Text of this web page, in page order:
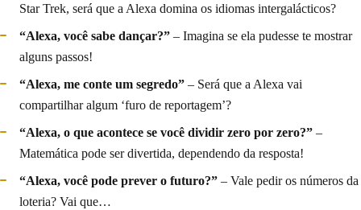
Star Trek, será que a Alexa domina os idiomas intergalácticos?
“Alexa, você sabe dançar?” – Imagina se ela pudesse te mostrar
alguns passos!
“Alexa, me conte um segredo” – Será que a Alexa vai
compartilhar algum ‘furo de reportagem’?
“Alexa, o que acontece se você dividir zero por zero?” –
Matemática pode ser divertida, dependendo da resposta!
“Alexa, você pode prever o futuro?” – Vale pedir os números da
loteria? Vai que…